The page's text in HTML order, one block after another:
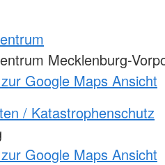
Mecklenburg-
Google Maps Ansicht
/ Katastrophenschutz
Google Maps Ansicht